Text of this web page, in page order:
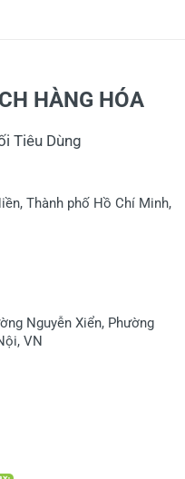
HÀNG HÓA
Tiêu Dùng
Thành phố Hồ Chí Minh,
Nguyễn Xiển, Phường
VN